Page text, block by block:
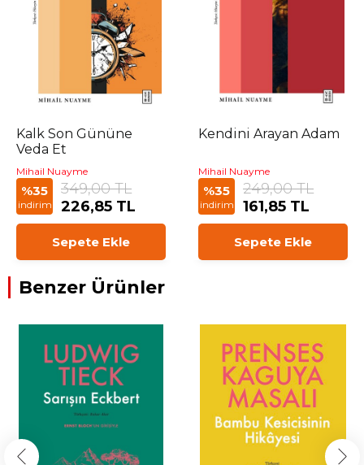
Kalk Son Gününe
Veda Et
Mihail Nuayme
%35
indirim
349,00 TL
226,85 TL
Sepete Ekle
Kendini Arayan Adam
Mihail Nuayme
%35
indirim
249,00 TL
161,85 TL
Sepete Ekle
Benzer Ürünler